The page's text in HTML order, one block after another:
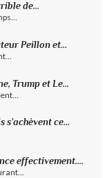
de...
Peillon et...
Trump et Le...
s’achèvent ce...
effectivement....